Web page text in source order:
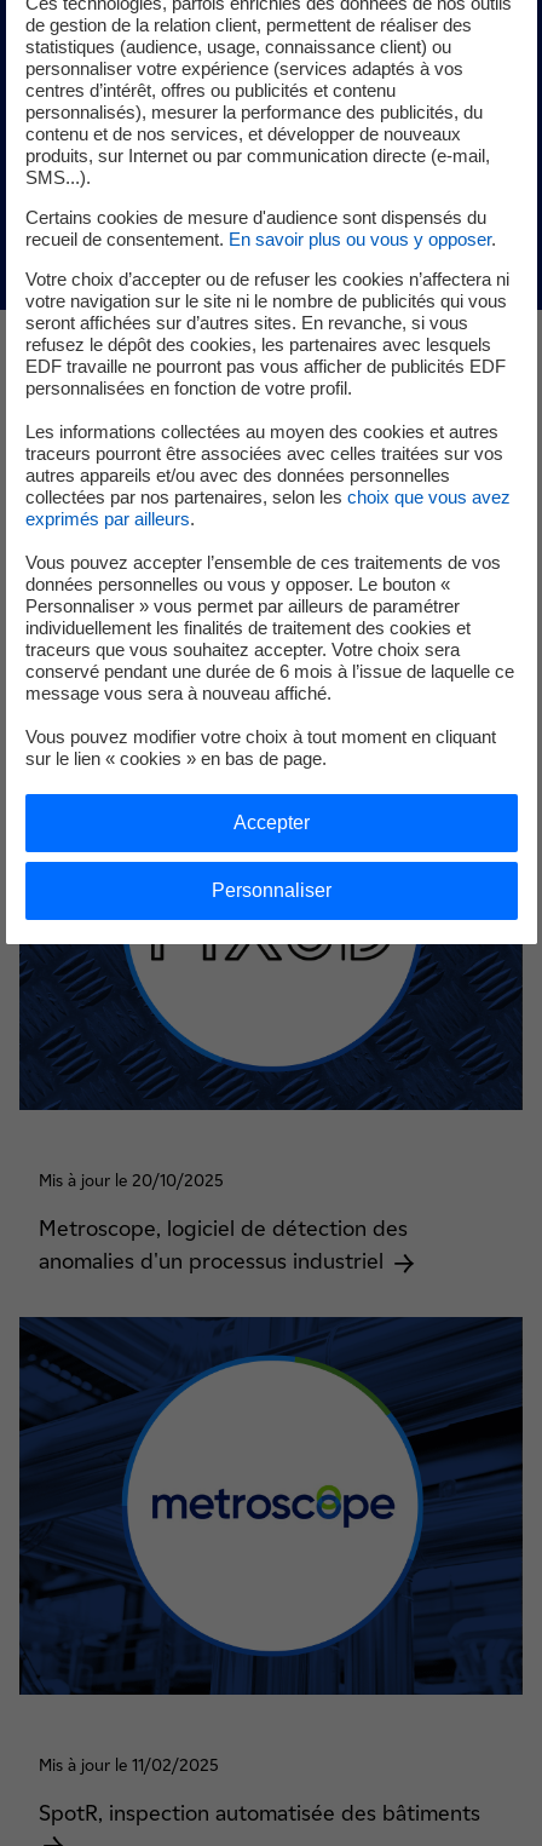
En savoir plus
Découvrir EDF Pulse Ventures, le CVC du groupe
EDF
Découvrir Siteflow
Les start-up de la catégorie «
Produire de l’électricité bas
carbone »
Mis à jour le 20/10/2025
MX3D
Mis à jour le 20/10/2025
Metroscope, logiciel de détection des
anomalies d'un processus industriel
Mis à jour le 11/02/2025
SpotR, inspection automatisée des bâtiments
de gestion de la relation client, permettent de réaliser des
statistiques (audience, usage, connaissance client) ou
personnaliser votre expérience (services adaptés à vos
centres d’intérêt, offres ou publicités et contenu
personnalisés), mesurer la performance des publicités, du
contenu et de nos services, et développer de nouveaux
produits, sur Internet ou par communication directe (e-mail,
SMS...).
Certains cookies de mesure d'audience sont dispensés du
recueil de consentement. En savoir plus ou vous y opposer.
Votre choix d’accepter ou de refuser les cookies n’affectera ni
votre navigation sur le site ni le nombre de publicités qui vous
seront affichées sur d’autres sites. En revanche, si vous
refusez le dépôt des cookies, les partenaires avec lesquels
EDF travaille ne pourront pas vous afficher de publicités EDF
personnalisées en fonction de votre profil.
Les informations collectées au moyen des cookies et autres
traceurs pourront être associées avec celles traitées sur vos
autres appareils et/ou avec des données personnelles
collectées par nos partenaires, selon les choix que vous avez
exprimés par ailleurs.
Vous pouvez accepter l’ensemble de ces traitements de vos
données personnelles ou vous y opposer. Le bouton «
Personnaliser » vous permet par ailleurs de paramétrer
individuellement les finalités de traitement des cookies et
traceurs que vous souhaitez accepter. Votre choix sera
conservé pendant une durée de 6 mois à l’issue de laquelle ce
message vous sera à nouveau affiché.
Vous pouvez modifier votre choix à tout moment en cliquant
sur le lien « cookies » en bas de page.
Personnaliser
Accepter